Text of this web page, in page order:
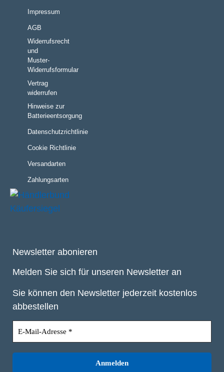
Impressum
AGB
Widerrufsrecht
und
Muster-
Widerrufsformular
Vertrag
widerrufen
Hinweise zur
Batterieentsorgung
Datenschutzrichtlinie
Cookie Richtlinie
Versandarten
Zahlungsarten
Newsletter abonieren
Melden Sie sich für unseren Newsletter an
Sie können den Newsletter jederzeit kostenlos
abbestellen